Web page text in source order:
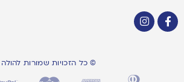
© כל הזכויות שמורות להולה